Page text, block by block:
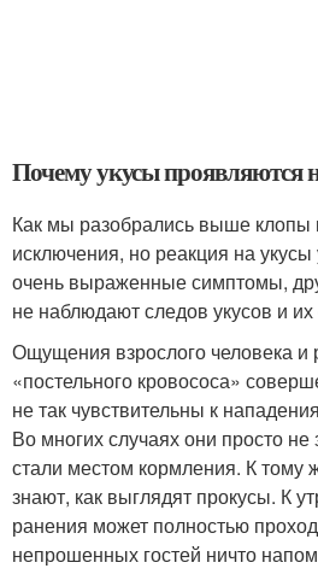
Почему укусы проявляются
Как мы разобрались выше клопы
исключения, но реакция на
очень выраженные симптомы,
не наблюдают следов укусов и
Ощущения взрослого человека и
«постельного кровососа»
не так чувствительны к
Во многих случаях они просто
стали местом кормления. К тому
знают, как выглядят прокусы. К
ранения может полностью
непрошенных гостей ничто